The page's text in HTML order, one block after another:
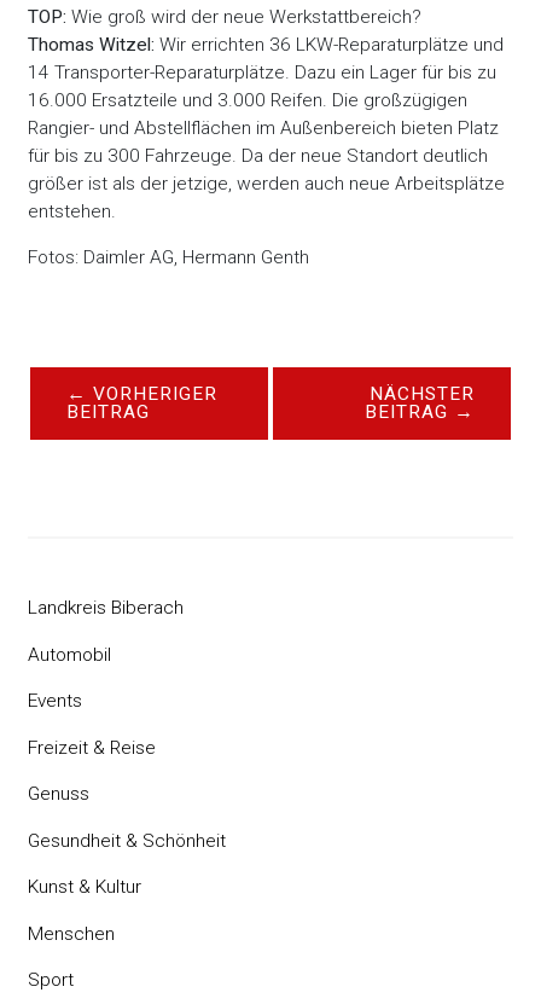
TOP: Wie groß wird der neue Werkstattbereich?
Thomas Witzel: Wir errichten 36 LKW-Reparaturplätze und
14 Transporter-Reparaturplätze. Dazu ein Lager für bis zu
16.000 Ersatzteile und 3.000 Reifen. Die großzügigen
Rangier- und Abstellflächen im Außenbereich bieten Platz
für bis zu 300 Fahrzeuge. Da der neue Standort deutlich
größer ist als der jetzige, werden auch neue Arbeitsplätze
entstehen.
Fotos: Daimler AG, Hermann Genth
← VORHERIGER
BEITRAG
NÄCHSTER
BEITRAG →
Landkreis Biberach
Automobil
Events
Freizeit & Reise
Genuss
Gesundheit & Schönheit
Kunst & Kultur
Menschen
Sport